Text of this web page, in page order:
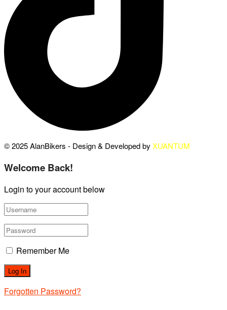
© 2025 AlanBikers - Design & Developed by XUANTUM
Welcome Back!
Login to your account below
Remember Me
Forgotten Password?